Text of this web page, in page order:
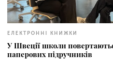
ЕЛЕКТРОННІ КНИЖКИ
У Швеції школи
паперових підручників